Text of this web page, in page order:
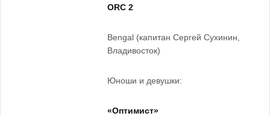
ORC 2
Bengal (капитан Сергей Сухинин,
Владивосток)
Юноши и девушки:
«Оптимист»